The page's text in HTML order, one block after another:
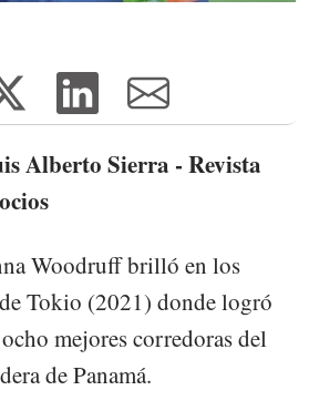
Alberto Sierra - Revista
Woodruff brilló en los
Tokio (2021) donde logró
mejores corredoras del
de Panamá.